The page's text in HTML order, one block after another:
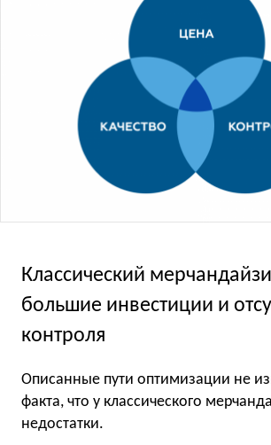
Классический
большие инвестиции и
контроля
Описанные пути оптимизации не
факта, что у классического
недостатки.